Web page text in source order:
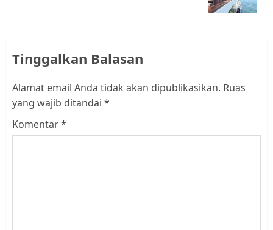
Tinggalkan Balasan
Alamat email Anda tidak akan dipublikasikan. Ruas
yang wajib ditandai *
Komentar*